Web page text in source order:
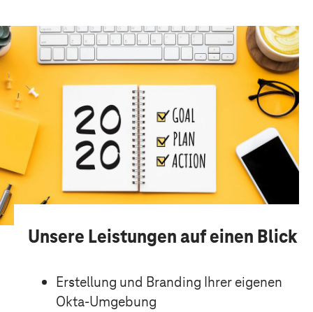
Unsere Leistungen auf einen Blick
Erstellung und Branding Ihrer eigenen
Okta-Umgebung